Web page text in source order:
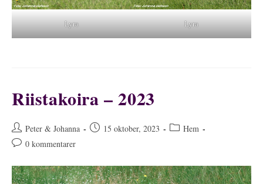
Lyra Lyra
Riistakoira – 2023
Inläggsförfattare:
Peter & Johanna
Inlägget15 oktober, 2023 Inläggskategori:
Hem
Kommentarer
inlägget:
0 kommentarer